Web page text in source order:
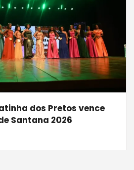
dos Pretos vence
Santana 2026